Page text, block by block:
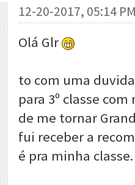
12-20-2017, 05:14
Olá Glr
to com uma
para 3º classe
de me tornar
fui receber a
é pra minha